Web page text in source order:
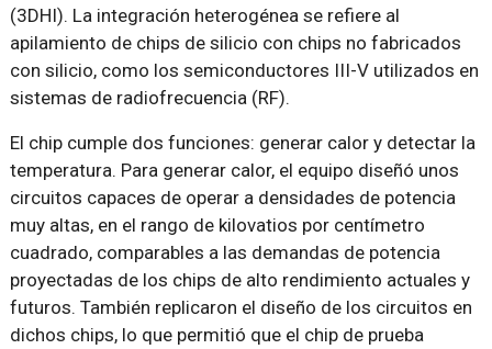
(3DHI). La integración heterogénea se refiere al
apilamiento de chips de silicio con chips no fabricados
con silicio, como los semiconductores III-V utilizados en
sistemas de radiofrecuencia (RF).
El chip cumple dos funciones: generar calor y detectar la
temperatura. Para generar calor, el equipo diseñó unos
circuitos capaces de operar a densidades de potencia
muy altas, en el rango de kilovatios por centímetro
cuadrado, comparables a las demandas de potencia
proyectadas de los chips de alto rendimiento actuales y
futuros. También replicaron el diseño de los circuitos en
dichos chips, lo que permitió que el chip de prueba